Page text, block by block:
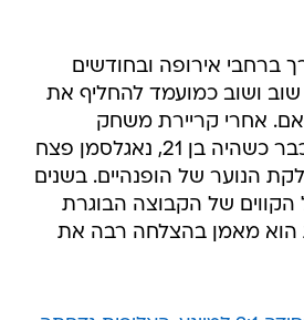
ברחבי אירופה ובחודשים
ושוב כמועמד להחליף את
אחרי קריירת משחק
קצרצרה שנקטעה כבר כשהיה בן 21, נאגלסמן פצח
הנוער של הופנהיים. בשנים
עמד על הקווים של הקבוצה הבוגרת
הוא מאמן בהצלחה רבה את